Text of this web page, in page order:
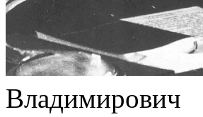
Владимирович